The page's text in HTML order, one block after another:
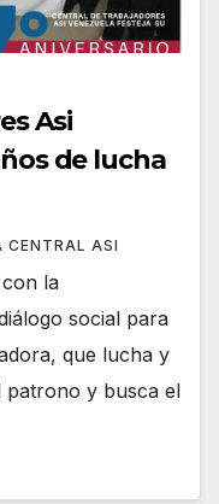
Asi
de lucha
CENTRAL ASI
la
social para
que lucha y
patrono y busca el